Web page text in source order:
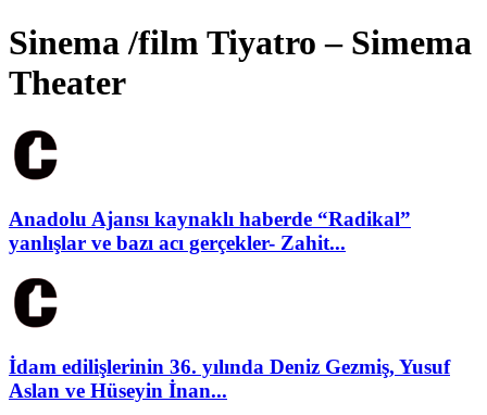
Sinema /film Tiyatro – Simema
Theater
Anadolu Ajansı kaynaklı haberde “Radikal”
yanlışlar ve bazı acı gerçekler- Zahit...
İdam edilişlerinin 36. yılında Deniz Gezmiş, Yusuf
Aslan ve Hüseyin İnan...